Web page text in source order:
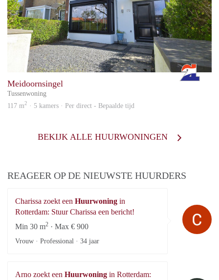
Meidoornsingel
Tussenwoning
117 m2 · 5 kamers · Per direct - Bepaalde tijd
BEKIJK ALLE HUURWONINGEN
REAGEER OP DE NIEUWSTE HUURDERS
Charissa zoekt een Huurwoning in
Rotterdam: Stuur Charissa een bericht!
Min 30 m2 · Max € 900
Vrouw · Professional · 34 jaar
Arno zoekt een Huurwoning in Rotterdam: